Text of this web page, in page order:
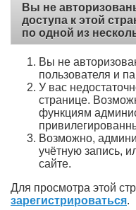
Вы не
доступа к этой
по одной из
Вы не
пользователя и
У вас
странице.
функциям
Возможно,
учётную запись,
сайте.
Для просмотра этой
зарегистрироваться.